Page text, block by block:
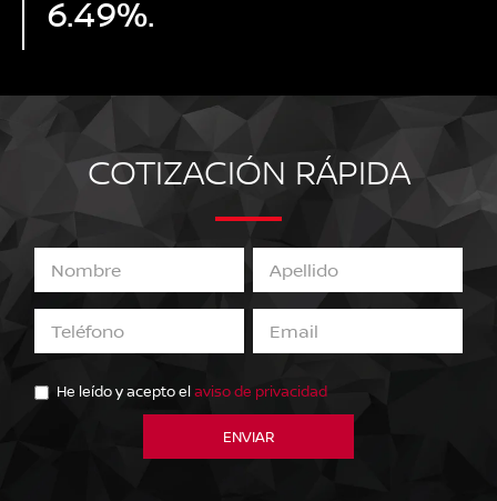
6.49%.
COTIZACIÓN RÁPIDA
He leído y acepto elaviso de privacidad